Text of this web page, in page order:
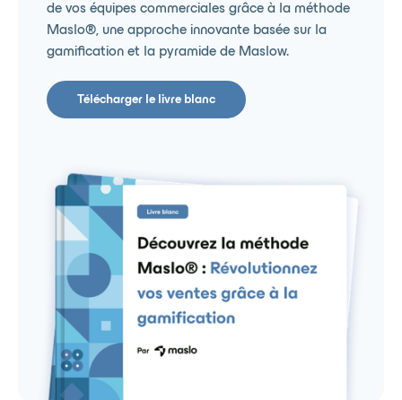
de vos équipes commerciales grâce à la méthode
Maslo®️, une approche innovante basée sur la
gamification et la pyramide de Maslow.
Télécharger le livre blanc